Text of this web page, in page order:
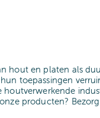
hout en platen als
toepassingen
producten?